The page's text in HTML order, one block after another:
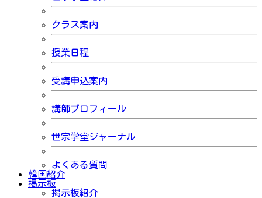
クラス案内
授業日程
受講申込案内
講師プロフィール
世宗学堂ジャーナル
よくある質問
韓国紹介
掲示板
掲示板紹介